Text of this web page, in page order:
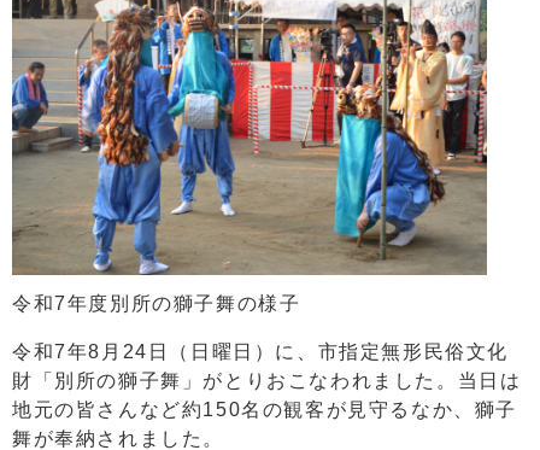
令和7年度別所の獅子舞の様子
令和7年8月24日（日曜日）に、市指定無形民俗文化
財「別所の獅子舞」がとりおこなわれました。当日は
地元の皆さんなど約150名の観客が見守るなか、獅子
舞が奉納されました。